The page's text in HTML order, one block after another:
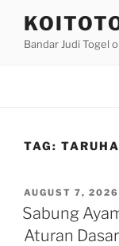
contentBandar Judi Togel
TAG:
POSTED
ON
AUGUST 7, 2026
Sabung
Aturan